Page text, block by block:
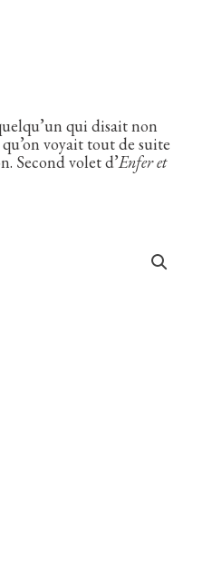
qui disait non
voyait tout de suite
Second volet d’Enfer et